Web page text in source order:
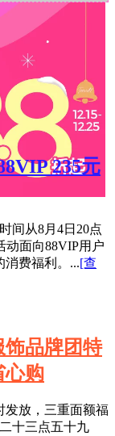
235元
间从8月4日20点
动面向88VIP用户
消费福利。...[查
饰品牌团特
心购
发放，三重面额福
十三点五十九